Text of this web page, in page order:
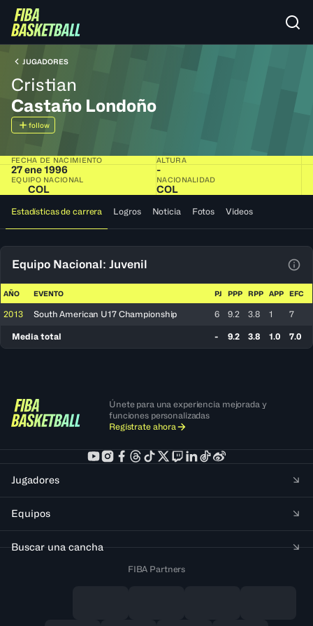
JUGADORES
Cristian
Castaño Londoño
follow
FECHA DE NACIMIENTO
27 ene 1996
ALTURA
-
EQUIPO NACIONAL
COL
NACIONALIDAD
COL
Estadísticas de carrera Logros Noticia Fotos Videos
Equipo Nacional: Juvenil
AÑO EVENTO PJ PPP RPP APP EFC
2013 South American U17 Championship 6 9.2 3.8 1 7
Media total - 9.2 3.8 1.0 7.0
Únete para una experiencia mejorada y
funciones personalizadas
Regístrate ahora
Jugadores
Equipos
Buscar una cancha
FIBA Partners